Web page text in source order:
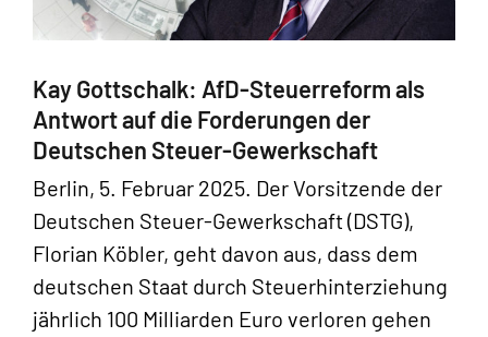
Kay Gottschalk: AfD-Steuerreform als
Antwort auf die Forderungen der
Deutschen Steuer-Gewerkschaft
Berlin, 5. Februar 2025. Der Vorsitzende der
Deutschen Steuer-Gewerkschaft (DSTG),
Florian Köbler, geht davon aus, dass dem
deutschen Staat durch Steuerhinterziehung
jährlich 100 Milliarden Euro verloren gehen